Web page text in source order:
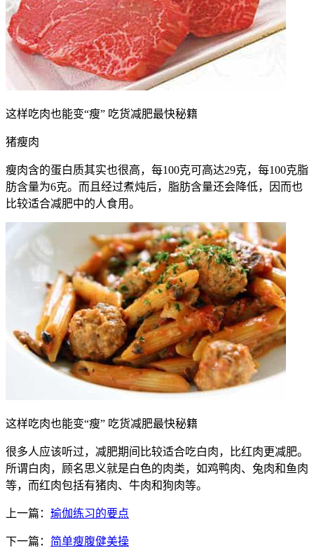
这样吃肉也能变“瘦” 吃货减肥最快秘籍
猪瘦肉
瘦肉含的蛋白质其实也很高，每100克可高达29克，每100克脂
肪含量为6克。而且经过煮炖后，脂肪含量还会降低，因而也
比较适合减肥中的人食用。
这样吃肉也能变“瘦” 吃货减肥最快秘籍
很多人应该听过，减肥期间比较适合吃白肉，比红肉更减肥。
所谓白肉，顾名思义就是白色的肉类，如鸡鸭肉、兔肉和鱼肉
等，而红肉包括有猪肉、牛肉和狗肉等。
上一篇： 瑜伽练习的要点
下一篇： 简单瘦腹健美操